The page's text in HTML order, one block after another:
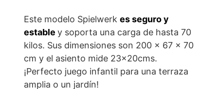
Este modelo Spielwerkes seguro y
establey soporta una carga de hasta 70
kilos. Sus dimensiones son 200 x 67 x 70
cm y el asiento mide 23x20cms.
¡Perfecto juego infantil para una terraza
amplia o un jardín!